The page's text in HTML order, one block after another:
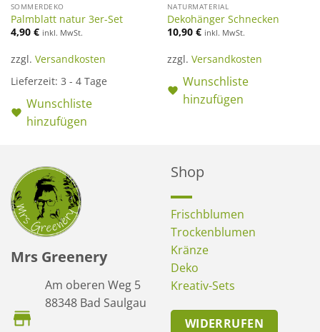
SOMMERDEKO
Palmblatt natur 3er-Set
4,90 € inkl. MwSt.
zzgl. Versandkosten
Lieferzeit: 3 - 4 Tage
Wunschliste
hinzufügen
NATURMATERIAL
Dekohänger Schnecken
10,90 € inkl. MwSt.
zzgl. Versandkosten
Wunschliste
hinzufügen
Mrs Greenery
Am oberen Weg 5
88348 Bad Saulgau
Shop
Frischblumen
Trockenblumen
Kränze
Deko
Kreativ-Sets
WIDERRUFEN